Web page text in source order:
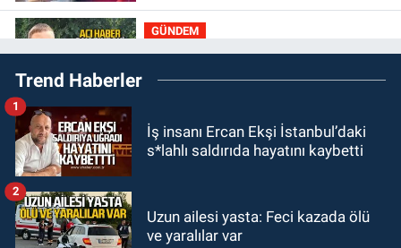
GÜNDEM
11:509 yaşındaki Burak
Keskintığ’dan acı haber
11:19Zonguldak’ta bir öğrencinin
yeni eğitim yılına başlama maliyeti
11:13Şaşırtmadı... Akaryakıta bir
Trend Haberler
İş insanı Ercan Ekşi İstanbul’daki
s*lahlı saldırıda hayatını kaybetti
1
Uzun ailesi yasta: Feci kazada ölü
ve yaralılar var
2